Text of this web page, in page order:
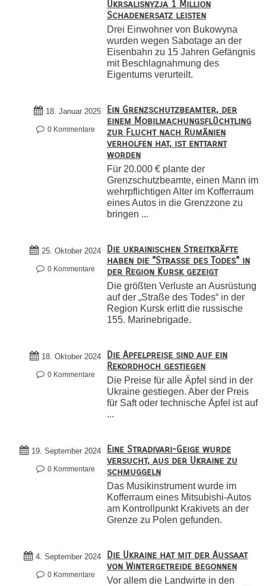
Ukrsalisnyzja 1 Million
Schadenersatz leisten
Drei Einwohner von Bukowyna
wurden wegen Sabotage an der
Eisenbahn zu 15 Jahren Gefängnis
mit Beschlagnahmung des
Eigentums verurteilt.
18. Januar 2025
0 Kommentare
Ein Grenzschutzbeamter, der
einem Mobilmachungsflüchtling
zur Flucht nach Rumänien
verholfen hat, ist enttarnt
worden
Für 20.000 € plante der
Grenzschutzbeamte, einen Mann im
wehrpflichtigen Alter im Kofferraum
eines Autos in die Grenzzone zu
bringen ...
25. Oktober 2024
0 Kommentare
Die ukrainischen Streitkräfte
haben die "Straße des Todes" in
der Region Kursk gezeigt
Die größten Verluste an Ausrüstung
auf der „Straße des Todes“ in der
Region Kursk erlitt die russische
155. Marinebrigade.
18. Oktober 2024
0 Kommentare
Die Apfelpreise sind auf ein
Rekordhoch gestiegen
Die Preise für alle Äpfel sind in der
Ukraine gestiegen. Aber der Preis
für Saft oder technische Äpfel ist auf
...
19. September 2024
0 Kommentare
Eine Stradivari-Geige wurde
versucht, aus der Ukraine zu
schmuggeln
Das Musikinstrument wurde im
Kofferraum eines Mitsubishi-Autos
am Kontrollpunkt Krakivets an der
Grenze zu Polen gefunden.
4. September 2024
0 Kommentare
Die Ukraine hat mit der Aussaat
von Wintergetreide begonnen
Vor allem die Landwirte in den